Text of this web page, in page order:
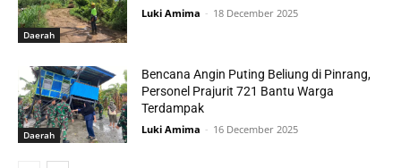
Daerah
Luki Amima - 18 December 2025
Daerah
Bencana Angin Puting Beliung di Pinrang,
Personel Prajurit 721 Bantu Warga
Terdampak
Luki Amima - 16 December 2025